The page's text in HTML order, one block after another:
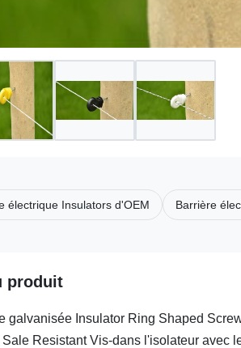
électrique Insulators d'OEM Barrière
produit
galvanisée Insulator Ring Shaped
Resistant Vis-dans l'isolateur avec